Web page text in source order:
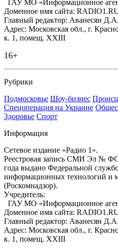
ГАУ МО «Информационное
Доменное имя сайта:
Главный редактор: Аванесян Д.А.
Адрес: Московская обл., г.
к. 1, помещ. XXIII
16+
Рубрики
Подмосковье Шоу-бизнес
Спецоперация на Украине
Здоровье Спорт
Информация
Сетевое издание «Радио 1».
Реестровая запись СМИ Эл №
года выдано Федеральной
информационных технологий и
(Роскомнадзор).
Учредитель:
ГАУ МО «Информационное
Доменное имя сайта:
Главный редактор: Аванесян Д.А.
Адрес: Московская обл., г.
к. 1, помещ. XXIII